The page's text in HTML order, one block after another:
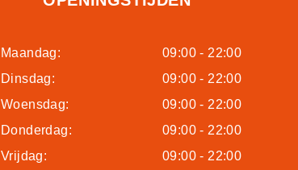
Maandag:
09:00 - 22:00
Dinsdag:
09:00 - 22:00
Woensdag:
09:00 - 22:00
Donderdag:
09:00 - 22:00
Vrijdag:
09:00 - 22:00